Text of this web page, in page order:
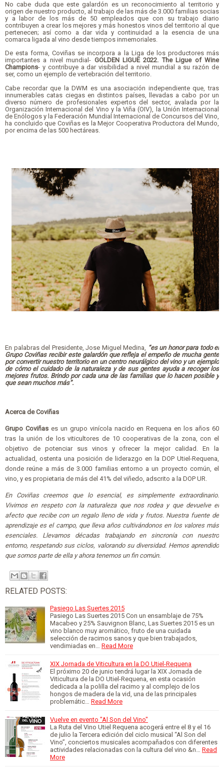
No cabe duda que este galardón es un reconocimiento al territorio y
origen de nuestro producto, al trabajo de las más de 3.000 familias socias
y a labor de los más de 50 empleados que con su trabajo diario
contribuyen a crear los mejores y más honestos vinos del territorio al que
pertenecen; así como a dar vida y continuidad a la esencia de una
comarca ligada al vino desde tiempos inmemoriales.
De esta forma, Coviñas se incorpora a la Liga de los productores más
importantes a nivel mundial- GOLDEN LIGUE 2022. The Ligue of Wine
Champions- y contribuye a dar visibilidad a nivel mundial a su razón de
ser, como un ejemplo de vertebración del territorio.
Cabe recordar que la DWM es una asociación independiente que, tras
innumerables catas ciegas en distintos países, llevadas a cabo por un
diverso número de profesionales expertos del sector, avalada por la
Organización Internacional del Vino y la Viña (OIV), la Unión Internacional
de Enólogos y la Federación Mundial Internacional de Concursos del Vino,
ha concluido que Coviñas es la Mejor Cooperativa Productora del Mundo,
por encima de las 500 hectáreas.
En palabras del Presidente, Jose Miguel Medina, “es un honor para todo el
Grupo Coviñas recibir este galardón que refleja el empeño de mucha gente
por convertir nuestro territorio en un centro neurálgico del vino y un ejemplo
de cómo el cuidado de la naturaleza y de sus gentes ayuda a recoger los
mejores frutos. Brindo por cada una de las familias que lo hacen posible y
que sean muchos más”.
Acerca de Coviñas
Grupo Coviñas es un grupo vinícola nacido en Requena en los años 60
tras la unión de los viticultores de 10 cooperativas de la zona, con el
objetivo de potenciar sus vinos y ofrecer la mejor calidad. En la
actualidad, ostenta una posición de liderazgo en la DOP Utiel-Requena,
donde reúne a más de 3.000 familias entorno a un proyecto común, el
vino, y es propietaria de más del 41% del viñedo, adscrito a la DOP UR.
En Coviñas creemos que lo esencial, es simplemente extraordinario.
Vivimos en respeto con la naturaleza que nos rodea y que devuelve el
afecto que recibe con un regalo lleno de vida y frutos. Nuestra fuente de
aprendizaje es el campo, que lleva años cultivándonos en los valores más
esenciales. Llevamos décadas trabajando en sincronía con nuestro
entorno, respetando sus ciclos, valorando su diversidad. Hemos aprendido
que somos parte de ella y ahora tenemos un fin común.
RELATED POSTS:
Pasiego Las Suertes 2015
Pasiego Las Suertes 2015 Con un ensamblaje de 75%
Macabeo y 25% Sauvignon Blanc, Las Suertes 2015 es un
vino blanco muy aromático, fruto de una cuidada
selección de racimos sanos y que bien trabajados,
vendimiadas en…
Read More
XIX Jornada de Viticultura en la DO Utiel-Requena
El próximo 20 de junio tendrá lugar la XIX Jornada de
Viticultura de la DO Utiel-Requena, en esta ocasión
dedicada a la polilla del racimo y al complejo de los
hongos de madera de la vid, una de las principales
problemátic…
Read More
Vuelve en evento "Al Son del Vino"
La Ruta del Vino Utiel Requena acogerá entre el 8 y el 16
de julio la Tercera edición del ciclo musical “Al Son del
Vino”, conciertos musicales acompañados con diferentes
actividades relacionadas con la cultura del vino &n…
Read
More